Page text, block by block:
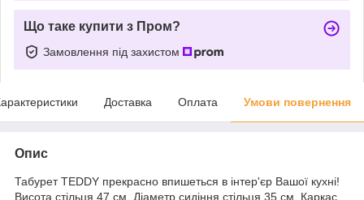
Що таке купити з Пром?
Замовлення під захистом
Доставка Оплата Умови повернення
Опис
Табурет TEDDY прекрасно впишеться в інтер'єр Вашої кухні!
Висота стільця 47 см. Діаметр сидіння стільця 35 см. Каркас